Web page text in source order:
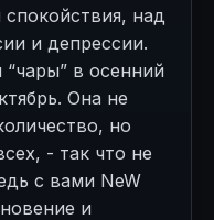
над
и депрессии.
в осенний
Она не
но
- так что не
с вами NeW
и